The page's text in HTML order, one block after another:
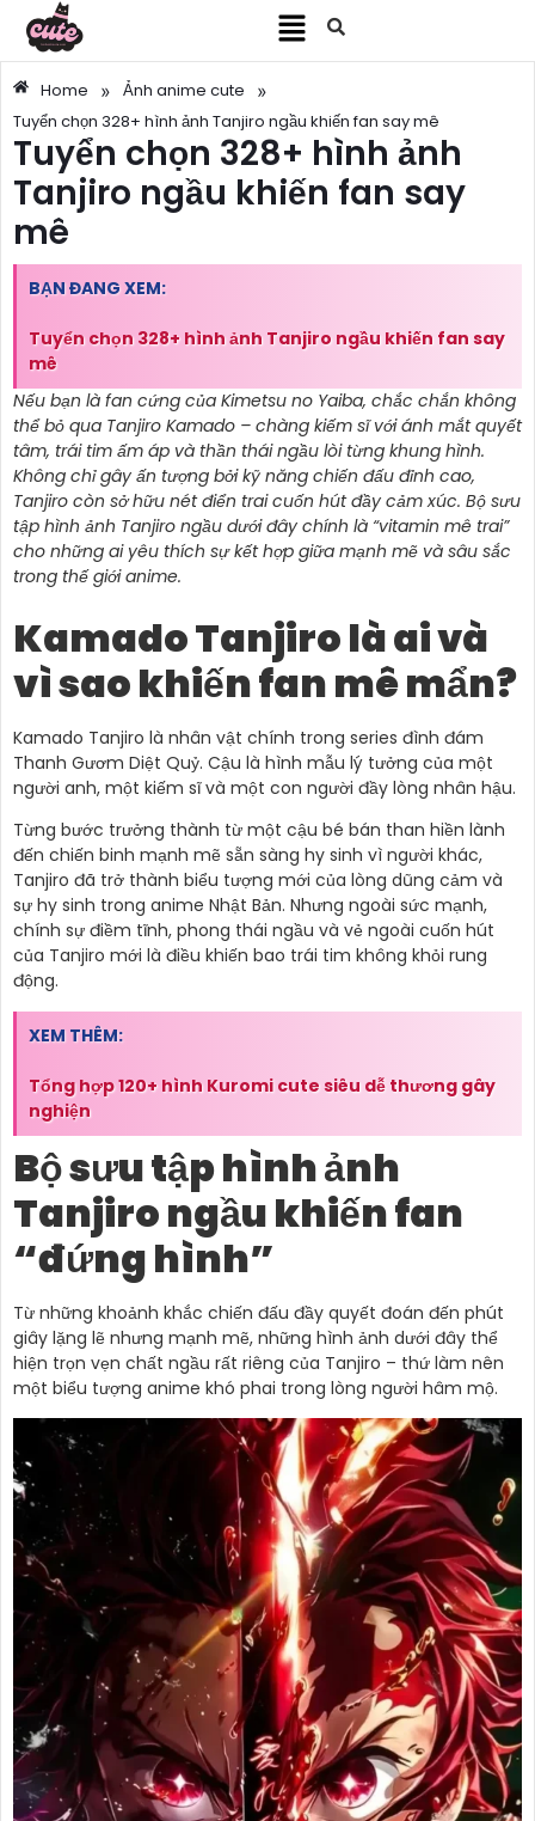
Home » Ảnh anime cute »
Tuyển chọn 328+ hình ảnh Tanjiro ngầu khiến fan say mê
Tuyển chọn 328+ hình ảnh
Tanjiro ngầu khiến fan say
mê
BẠN ĐANG XEM:
Tuyển chọn 328+ hình ảnh Tanjiro ngầu khiến fan say
mê
Nếu bạn là fan cứng của Kimetsu no Yaiba, chắc chắn không
thể bỏ qua Tanjiro Kamado – chàng kiếm sĩ với ánh mắt quyết
tâm, trái tim ấm áp và thần thái ngầu lòi từng khung hình.
Không chỉ gây ấn tượng bởi kỹ năng chiến đấu đỉnh cao,
Tanjiro còn sở hữu nét điển trai cuốn hút đầy cảm xúc. Bộ sưu
tập hình ảnh Tanjiro ngầu dưới đây chính là “vitamin mê trai”
cho những ai yêu thích sự kết hợp giữa mạnh mẽ và sâu sắc
trong thế giới anime.
Kamado Tanjiro là ai và
vì sao khiến fan mê mẩn?
Kamado Tanjiro là nhân vật chính trong series đình đám
Thanh Gươm Diệt Quỷ. Cậu là hình mẫu lý tưởng của một
người anh, một kiếm sĩ và một con người đầy lòng nhân hậu.
Từng bước trưởng thành từ một cậu bé bán than hiền lành
đến chiến binh mạnh mẽ sẵn sàng hy sinh vì người khác,
Tanjiro đã trở thành biểu tượng mới của lòng dũng cảm và
sự hy sinh trong anime Nhật Bản. Nhưng ngoài sức mạnh,
chính sự điềm tĩnh, phong thái ngầu và vẻ ngoài cuốn hút
của Tanjiro mới là điều khiến bao trái tim không khỏi rung
động.
XEM THÊM:
Tổng hợp 120+ hình Kuromi cute siêu dễ thương gây
nghiện
Bộ sưu tập hình ảnh
Tanjiro ngầu khiến fan
“đứng hình”
Từ những khoảnh khắc chiến đấu đầy quyết đoán đến phút
giây lặng lẽ nhưng mạnh mẽ, những hình ảnh dưới đây thể
hiện trọn vẹn chất ngầu rất riêng của Tanjiro – thứ làm nên
một biểu tượng anime khó phai trong lòng người hâm mộ.